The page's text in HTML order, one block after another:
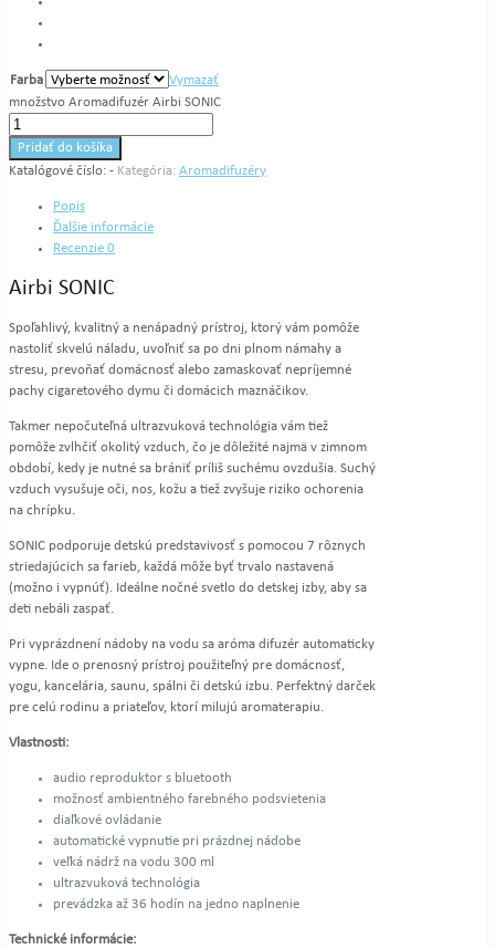
Farba
Vymazať
množstvo Aromadifuzér Airbi SONIC
Pridať do košíka
Katalógové číslo: - Kategória: Aromadifuzéry
Popis
Ďalšie informácie
Recenzie 0
Airbi SONIC
Spoľahlivý, kvalitný a nenápadný prístroj, ktorý vám pomôže
nastoliť skvelú náladu, uvoľniť sa po dni plnom námahy a
stresu, prevoňať domácnosť alebo zamaskovať nepríjemné
pachy cigaretového dymu či domácich maznáčikov.
Takmer nepočuteľná ultrazvuková technológia vám tiež
pomôže zvlhčiť okolitý vzduch, čo je dôležité najmä v zimnom
období, kedy je nutné sa brániť príliš suchému ovzdušia. Suchý
vzduch vysušuje oči, nos, kožu a tiež zvyšuje riziko ochorenia
na chrípku.
SONIC podporuje detskú predstavivosť s pomocou 7 rôznych
striedajúcich sa farieb, každá môže byť trvalo nastavená
(možno i vypnúť). Ideálne nočné svetlo do detskej izby, aby sa
deti nebáli zaspať.
Pri vyprázdnení nádoby na vodu sa aróma difuzér automaticky
vypne. Ide o prenosný prístroj použiteľný pre domácnosť,
yogu, kancelária, saunu, spálni či detskú izbu. Perfektný darček
pre celú rodinu a priateľov, ktorí milujú aromaterapiu.
Vlastnosti:
audio reproduktor s bluetooth
možnosť ambientného farebného podsvietenia
diaľkové ovládanie
automatické vypnutie pri prázdnej nádobe
veľká nádrž na vodu 300 ml
ultrazvuková technológia
prevádzka až 36 hodín na jedno naplnenie
Technické informácie: